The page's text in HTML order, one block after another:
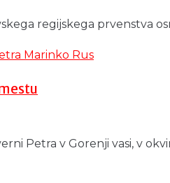
regijskega prvenstva
Petra v Gorenji vasi, v